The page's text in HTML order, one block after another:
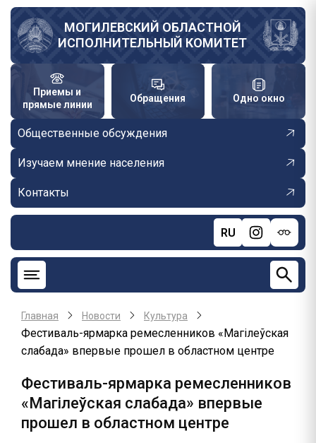
Перейти
основному
содержанию
МОГИЛЕВСКИЙ ОБЛАСТНОЙ
ИСПОЛНИТЕЛЬНЫЙ КОМИТЕТ
Приемы и
прямые линии
Обращения Одно окно
Общественные обсуждения
Изучаем мнение населения
Контакты
RU
Главная Новости Культура
Фестиваль-ярмарка ремесленников «Магілеўская
слабада» впервые прошел в областном центре
Фестиваль-ярмарка ремесленников
«Магілеўская слабада» впервые
прошел в областном центре